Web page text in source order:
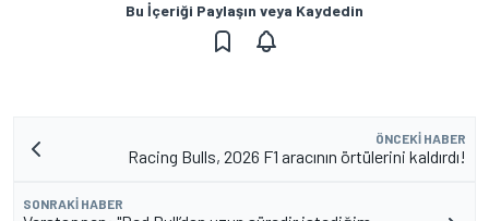
Bu İçeriği Paylaşın veya Kaydedin
ÖNCEKI HABER
Racing Bulls, 2026 F1 aracının örtülerini kaldırdı!
SONRAKI HABER